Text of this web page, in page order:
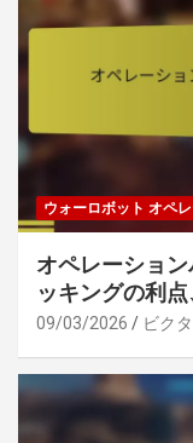
ウォーロボット オペ
オペレーショ
ッキングの利
09/03/2026 ビク